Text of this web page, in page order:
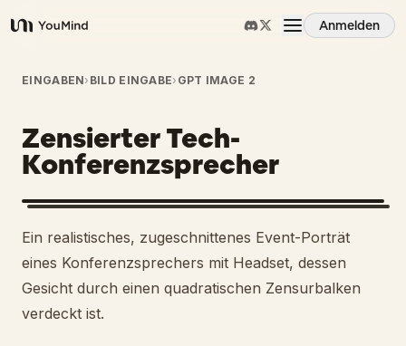
YouMind
Anmelden
Übersicht
Anwendungsfälle
Fähigkeiten
Prompts
Preise
EINGABEN› BILD EINGABE› GPT IMAGE 2
Zensierter Tech-
Konferenzsprecher
Ein realistisches, zugeschnittenes Event-Porträt
eines Konferenzsprechers mit Headset, dessen
Gesicht durch einen quadratischen Zensurbalken
verdeckt ist.